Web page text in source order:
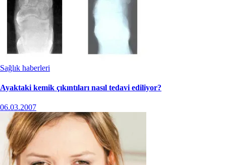
Sağlık haberleri
Ayaktaki kemik çıkıntıları nasıl tedavi ediliyor?
06.03.2007